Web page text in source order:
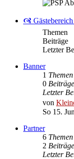
🙧
Themen
Beiträge
Letzter
Banner
1 Themen
0 Beiträge
Letzter
von
So 15.
Partner
6 Themen
2 Beiträge
Letzter